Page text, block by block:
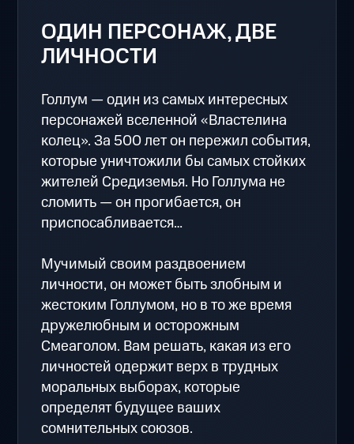
ОДИН ПЕРСОНАЖ, ДВЕ
ЛИЧНОСТИ
Голлум — один из самых интересных
персонажей вселенной «Властелина
колец». За 500 лет он пережил события,
которые уничтожили бы самых стойких
жителей Средиземья. Но Голлума не
сломить — он прогибается, он
приспосабливается…
Мучимый своим раздвоением
личности, он может быть злобным и
жестоким Голлумом, но в то же время
дружелюбным и осторожным
Смеаголом. Вам решать, какая из его
личностей одержит верх в трудных
моральных выборах, которые
определят будущее ваших
сомнительных союзов.